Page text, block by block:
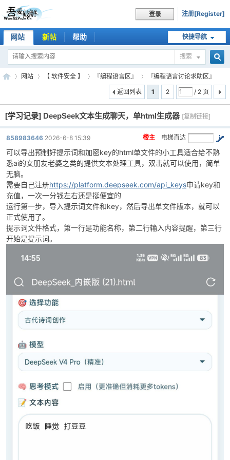
登录 注册[Register]
快捷导航
网站 新帖 帮助
搜索
吾
爱
»
网站
›
【 软件安全 】
›
『编程语言区』
›
『编程语言讨论求助区』
1
2 / 2 页
返回列表
[学习记录] DeepSeek文本生成聊天，单html生成器 [复制链接]
电梯直达
楼主
858983646 2026-6-8 15:39
可以导出预制好提示词和加密key的html单文件的小工具适合给不熟
悉ai的女朋友老婆之类的提供文本处理工具，双击就可以使用，简单
无脑。
需要自己注册https://platform.deepseek.com/api_keys申请key和
充值，一次一分钱左右还是挺便宜的
运行第一步，导入提示词文件和key，然后导出单文件版本，就可以
正式使用了。
提示词文件格式，第一行是功能名称，第二行输入内容提醒，第三行
开始是提示词。